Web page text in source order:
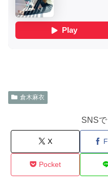
倉木麻衣
SNS
X
Pocket